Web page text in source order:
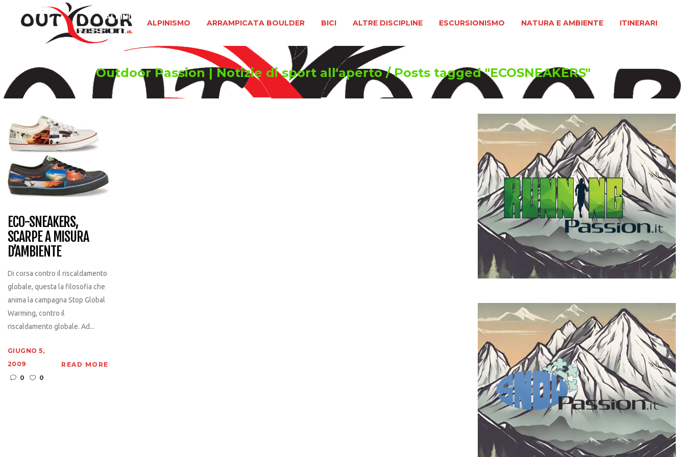
ALPINISMO ARRAMPICATA BOULDER BICI ALTRE DISCIPLINE ESCURSIONISMO NATURA E AMBIENTE ITINERARI
ALPINISMO
Outdoor Passion | Notizie di sport all'aperto/Posts tagged "ECOSNEAKERS"
ECO-SNEAKERS,
SCARPE A MISURA
D’AMBIENTE
Di corsa contro il riscaldamento
globale, questa la filosofia che
anima la campagna Stop Global
Warming, contro il
riscaldamento globale. Ad...
GIUGNO 5,
2009
0
0
READ MORE